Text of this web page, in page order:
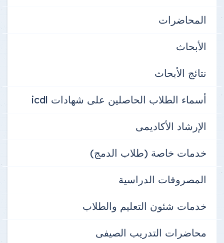
المحاضرات
الأبحاث
نتائج الأبحاث
أسماء الطلاب الحاصلين على شهادات icdl
الإرشاد الأكاديمى
خدمات خاصة (طلاب الدمج)
المصروفات الدراسية
خدمات شئون التعليم والطلاب
محاضرات التدريب الصيفى